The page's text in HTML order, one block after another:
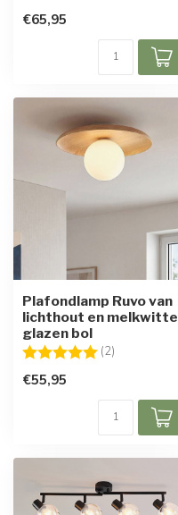
€65,95
Plafondlamp Ruvo van
lichthout en melkwitte
glazen bol
Beoordeling: (2)
€55,95